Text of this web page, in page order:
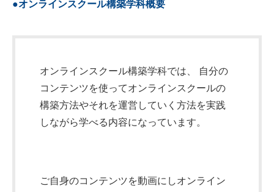
●オンラインスクール構築学科概要
オンラインスクール構築学科では、 自分の
コンテンツを使ってオンラインスクールの
構築方法やそれを運営していく方法を実践
しながら学べる内容になっています。
ご自身のコンテンツを動画にしオンライン